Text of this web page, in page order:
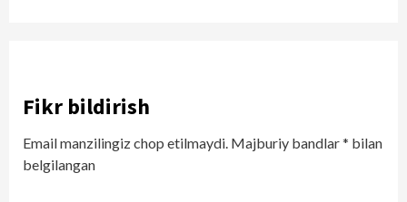
Fikr bildirish
Email manzilingiz chop etilmaydi. Majburiy bandlar* bilan
belgilangan